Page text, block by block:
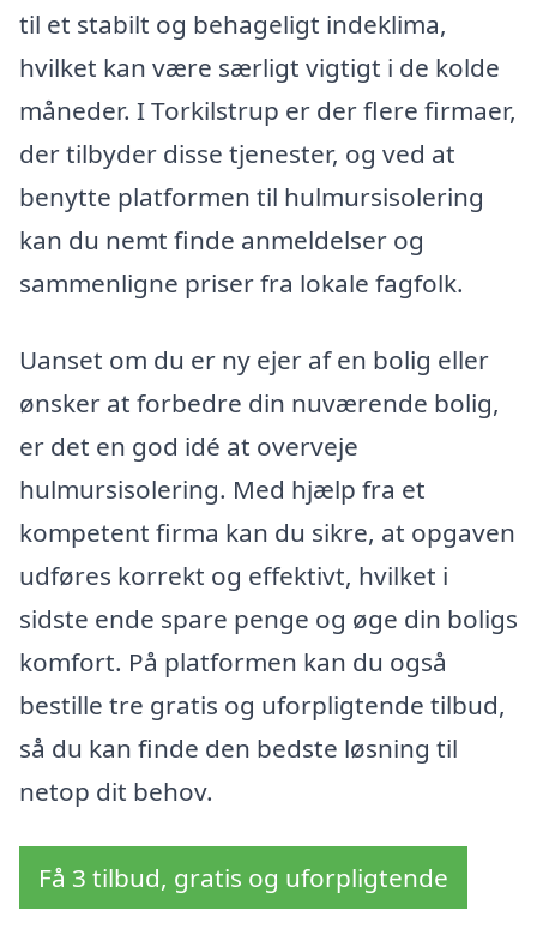
til et stabilt og behageligt indeklima,
hvilket kan være særligt vigtigt i de kolde
måneder. I Torkilstrup er der flere firmaer,
der tilbyder disse tjenester, og ved at
benytte platformen til hulmursisolering
kan du nemt finde anmeldelser og
sammenligne priser fra lokale fagfolk.
Uanset om du er ny ejer af en bolig eller
ønsker at forbedre din nuværende bolig,
er det en god idé at overveje
hulmursisolering. Med hjælp fra et
kompetent firma kan du sikre, at opgaven
udføres korrekt og effektivt, hvilket i
sidste ende spare penge og øge din boligs
komfort. På platformen kan du også
bestille tre gratis og uforpligtende tilbud,
så du kan finde den bedste løsning til
netop dit behov.
Få 3 tilbud, gratis og uforpligtende